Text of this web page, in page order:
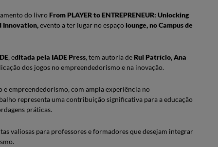
do livro From PLAYER to ENTREPRENEUR: Unlocking
Innovation,evento a ter lugar no espaço lounge, no Campus de
, editada pela IADE Press, tem autoria de Rui Patrício, Ana
dos jogos no empreendedorismo e na inovação.
e empreendedorismo, com ampla experiência no
representa uma contribuição significativa para a educação
práticas.
valiosas para professores e formadores que desejam integrar